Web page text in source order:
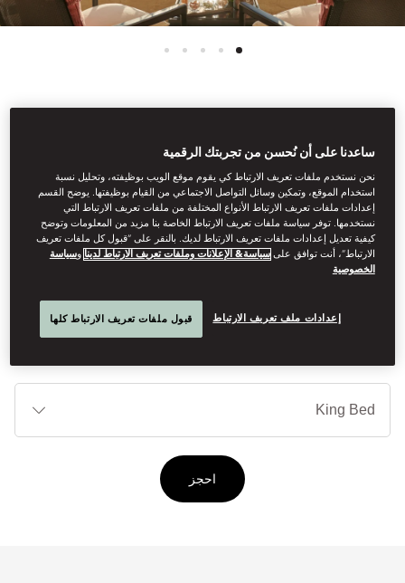
AMOUR SUITE
The Amour Suite, located at the top floor of the hotel, offers
breathtaking views of Paris. Featuring private terraces, a separate
living room and a marble bathroom, it provides a truly
احجز
ساعدنا على أن نُحسن من تجربتك الرقمية
نحن نستخدم ملفات تعريف الارتباط كي يقوم موقع الويب بوظيفته، وتحليل نسبة
استخدام الموقع، وتمكين وسائل التواصل الاجتماعي من القيام بوظيفتها. يوضح القسم
إعدادات ملفات تعريف الارتباط الأنواع المختلفة من ملفات تعريف الارتباط التي
نستخدمها. توفر سياسة ملفات تعريف الارتباط الخاصة بنا مزيد من المعلومات وتوضح
كيفية تعديل إعدادات ملفات تعريف الارتباط لديك. بالنقر على “قبول كل ملفات تعريف
الارتباط”، أنت توافق علىسياسة& الإعلانات وملفات تعريف الارتباط لدينا وسياسة
الخصوصية
إعدادات ملف تعريف الارتباط قبول ملفات تعريف الارتباط كلها